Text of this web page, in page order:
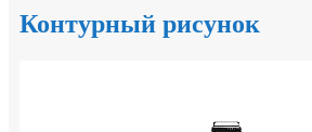
Контурный рисунок